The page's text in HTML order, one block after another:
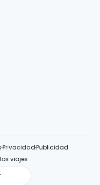
PrivacidadPublicidad
viajes